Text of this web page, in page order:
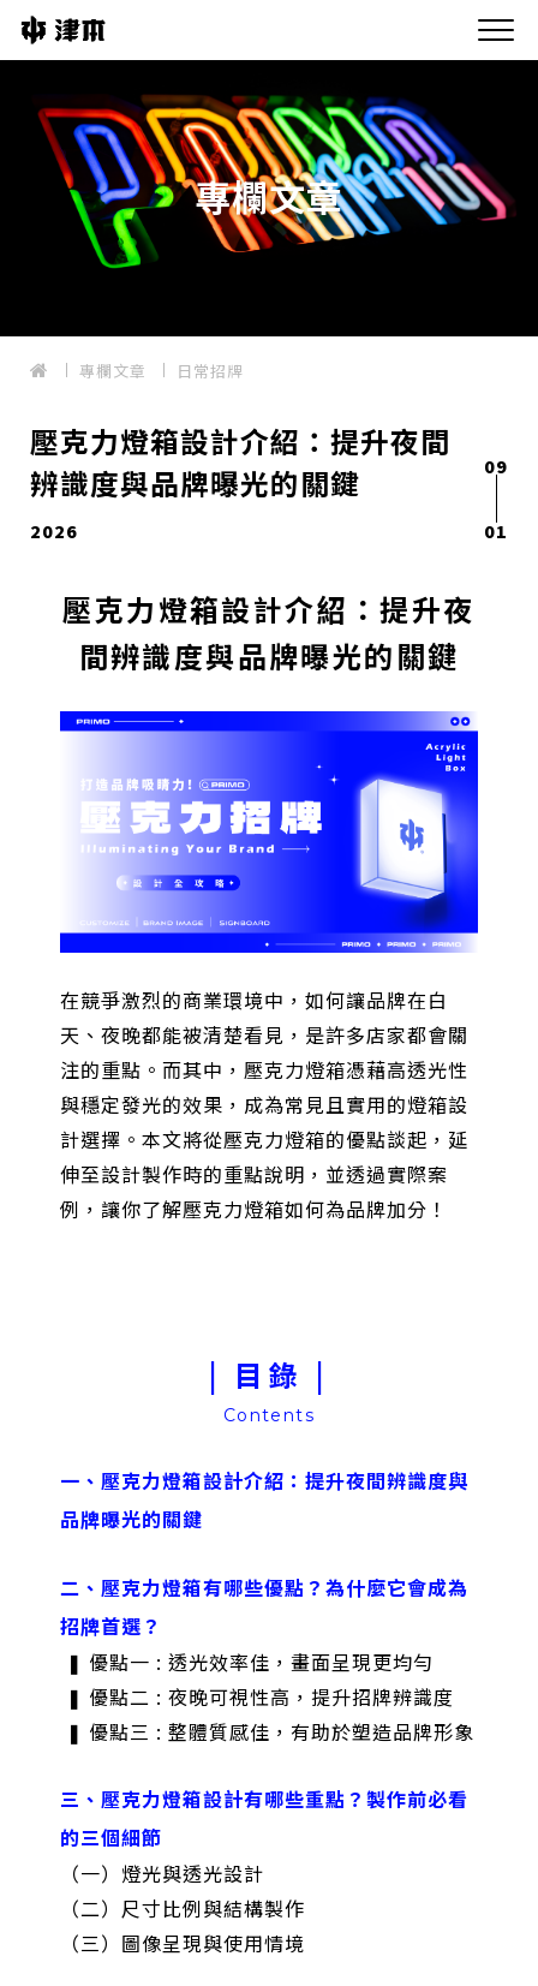
專欄文章
專欄文章 日常招牌
壓克力燈箱設計介紹：提升夜間
辨識度與品牌曝光的關鍵
09
01
2026
壓克力燈箱設計介紹：提升夜
間辨識度與品牌曝光的關鍵
在競爭激烈的商業環境中，如何讓品牌在白
天、夜晚都能被清楚看見，是許多店家都會關
注的重點。而其中，壓克力燈箱憑藉高透光性
與穩定發光的效果，成為常見且實用的燈箱設
計選擇。本文將從壓克力燈箱的優點談起，延
伸至設計製作時的重點說明，並透過實際案
例，讓你了解壓克力燈箱如何為品牌加分！
| 目錄 |
Contents
一、壓克力燈箱設計介紹：提升夜間辨識度與
品牌曝光的關鍵
二、壓克力燈箱有哪些優點？為什麼它會成為
招牌首選？
❚ 優點一 : 透光效率佳，畫面呈現更均勻
❚ 優點二 : 夜晚可視性高，提升招牌辨識度
❚ 優點三 : 整體質感佳，有助於塑造品牌形象
三、壓克力燈箱設計有哪些重點？製作前必看
的三個細節
（一）燈光與透光設計
（二）尺寸比例與結構製作
（三）圖像呈現與使用情境